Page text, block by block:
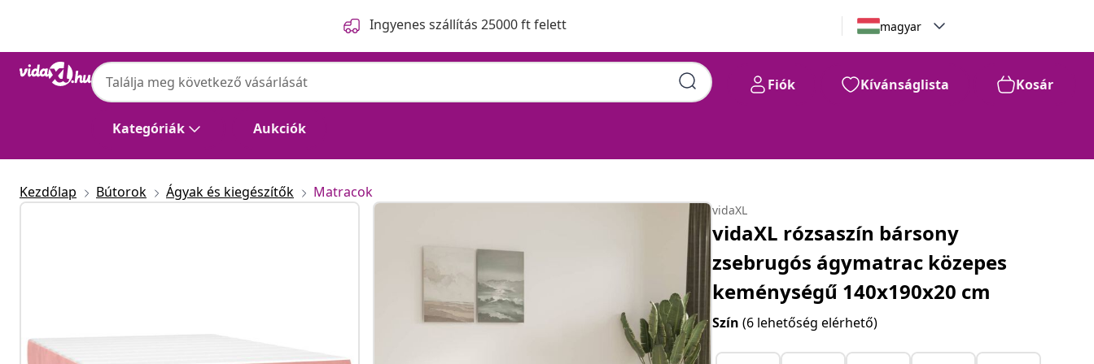
Ingyenes szállítás 25000 ft felett magyar
Kategóriák Aukciók
Fiók Kívánságlista Kosár
Kezdőlap Bútorok Ágyak és kiegészítők Matracok
vidaXL
vidaXL rózsaszín bársony
zsebrugós ágymatrac közepes
keménységű 140x190x20 cm
Szín(6 lehetőség elérhető)